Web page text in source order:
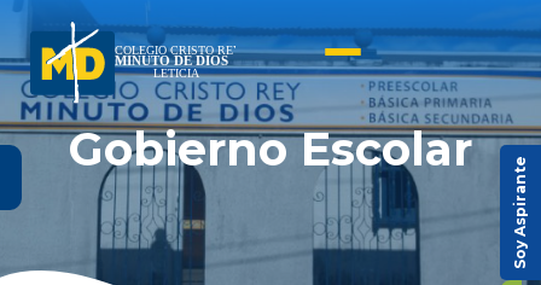
Soy Aspirante
Gobierno Escolar